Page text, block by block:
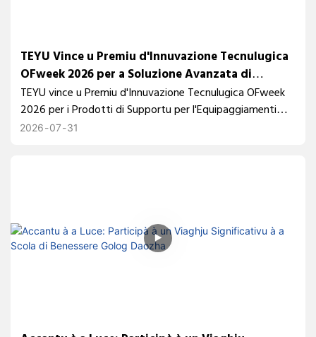
TEYU Vince u Premiu d'Innuvazione Tecnulugica
OFweek 2026 per a Soluzione Avanzata di
Refrigerazione Laser UV
TEYU vince u Premiu d'Innuvazione Tecnulugica OFweek
2026 per i Prodotti di Supportu per l'Equipaggiamenti
Laser per u refrigeratore laser UV CWUP-05THS, chì
2026 07 31